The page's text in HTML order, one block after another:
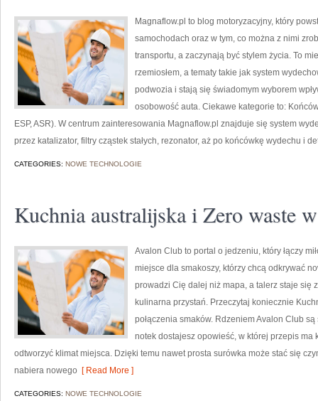
Magnaflow.pl to blog motoryzacyjny, który
samochodach oraz w tym, co można z nimi
transportu, a zaczynają być stylem życia. To
rzemiosłem, a tematy takie jak system
podwozia i stają się świadomym wyborem
osobowość auta. Ciekawe kategorie to:
ESP, ASR). W centrum zainteresowania Magnaflow.pl znajduje się system
przez katalizator, filtry cząstek stałych, rezonator, aż po końcówkę wydechu i
CATEGORIES: NOWE TECHNOLOGIE
Kuchnia australijska i Zero waste
Avalon Club to portal o jedzeniu, który łączy
miejsce dla smakoszy, którzy chcą odkrywać
prowadzi Cię dalej niż mapa, a talerz staje się
kulinarna przystań. Przeczytaj koniecznie
połączenia smaków. Rdzeniem Avalon Club
notek dostajesz opowieść, w której przepis ma
odtworzyć klimat miejsca. Dzięki temu nawet prosta surówka może stać się
nabiera nowego [ Read More ]
CATEGORIES: NOWE TECHNOLOGIE